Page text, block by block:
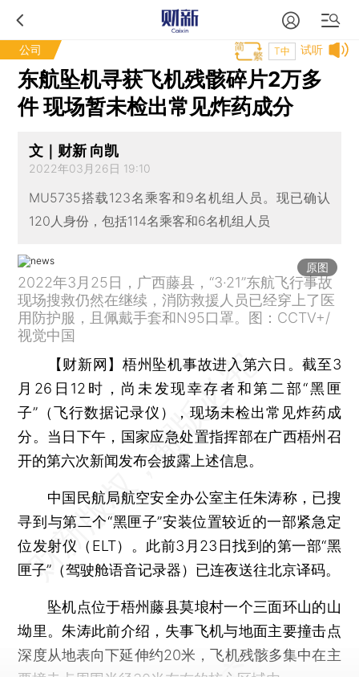
公司 试听
T中
东航坠机寻获飞机残骸碎片2万多
件 现场暂未检出常见炸药成分
文｜财新 向凯
2022年03月26日 19:10
MU5735搭载123名乘客和9名机组人员。现已确认
120人身份，包括114名乘客和6名机组人员
原图
2022年3月25日，广西藤县，“3·21”东航飞行事故
现场搜救仍然在继续，消防救援人员已经穿上了医
用防护服，且佩戴手套和N95口罩。图：CCTV+/
视觉中国
【财新网】梧州坠机事故进入第六日。截至3
月26日12时，尚未发现幸存者和第二部“黑匣
子”（飞行数据记录仪），现场未检出常见炸药成
分。当日下午，国家应急处置指挥部在广西梧州召
开的第六次新闻发布会披露上述信息。
中国民航局航空安全办公室主任朱涛称，已搜
寻到与第二个“黑匣子”安装位置较近的一部紧急定
位发射仪（ELT）。此前3月23日找到的第一部“黑
匣子”（驾驶舱语音记录器）已连夜送往北京译码。
坠机点位于梧州藤县莫埌村一个三面环山的山
坳里。朱涛此前介绍，失事飞机与地面主要撞击点
深度从地表向下延伸约20米，飞机残骸多集中在主